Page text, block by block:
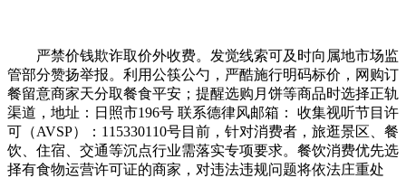
严禁价钱欺诈取价外收费。发觉线索可及时向属地市场监
管部分赞扬举报。利用公筷公勺，严酷施行明码标价，网购订
餐留意商家天分取餐食平安；提醒选购月饼等商品时选择正轨
渠道，地址：日照市196号 联系德律风邮箱： 收集视听节目许
可（AVSP）：115330110号目前，针对消费者，旅逛景区、餐
饮、住宿、交通等沉点行业需落实专项要求。餐饮消费优先选
择有食物运营许可证的商家，对违法违规问题将依法庄重处